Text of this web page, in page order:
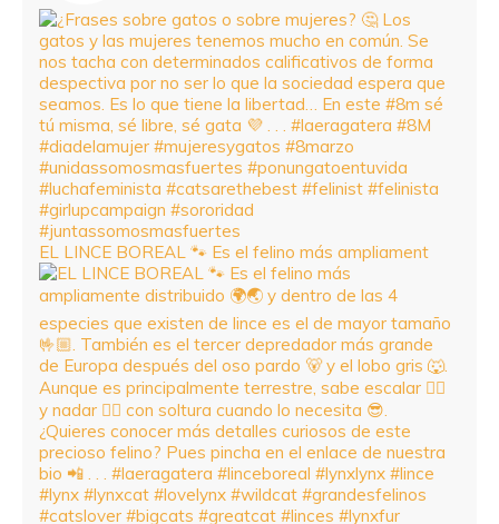
EL LINCE BOREAL 🐾 Es el felino más ampliament